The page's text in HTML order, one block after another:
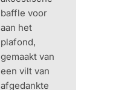
baffle voor
aan het
plafond,
gemaakt van
een vilt van
afgedankte